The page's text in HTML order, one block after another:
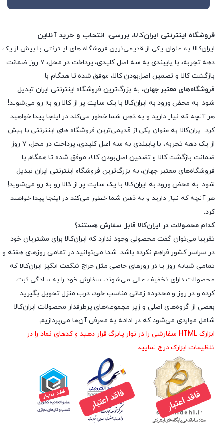
فروشگاه اینترنتی ایران‌کالا، بررسی، انتخاب و خرید آنلاین
ایران‌کالا به عنوان یکی از قدیمی‌ترین فروشگاه های اینترنتی با بیش از یک
دهه تجربه، با پایبندی به سه اصل کلیدی، پرداخت در محل، ۷ روز ضمانت
بازگشت کالا و تضمین اصل‌بودن کالا، موفق شده تا همگام با
فروشگاه‌های معتبر جهان، به بزرگ‌ترین فروشگاه اینترنتی ایران تبدیل
شود. به محض ورود به ایران‌کالا با یک سایت پر از کالا رو به رو می‌شوید!
هر آنچه که نیاز دارید و به ذهن شما خطور می‌کند در اینجا پیدا خواهید
کرد. ایران‌کالا به عنوان یکی از قدیمی‌ترین فروشگاه های اینترنتی با بیش
از یک دهه تجربه، با پایبندی به سه اصل کلیدی، پرداخت در محل، ۷ روز
ضمانت بازگشت کالا و تضمین اصل‌بودن کالا، موفق شده تا همگام با
فروشگاه‌های معتبر جهان، به بزرگ‌ترین فروشگاه اینترنتی ایران تبدیل
شود. به محض ورود به ایران‌کالا با یک سایت پر از کالا رو به رو می‌شوید!
هر آنچه که نیاز دارید و به ذهن شما خطور می‌کند در اینجا پیدا خواهید
کرد.
کدام محصولات در ایران‌کالا قابل سفارش هستند؟
تقریبا می‌توان گفت محصولی وجود ندارد که ایران‌کالا برای مشتریان خود
در سراسر کشور فراهم نکرده باشد. شما می‌توانید در تمامی روزهای هفته و
تمامی شبانه روز یا در روزهای خاصی مثل حراج شگفت انگیز ایران‌کالا که
محصولات دارای تخفیف عالی می‌شوند، سفارش خود را به سادگی ثبت
کرده و در روز و محدوده زمانی مناسب خود، درب منزل تحویل بگیرید.
بعضی از گروه‌های اصلی و زیر مجموعه‌های پرطرفدار محصولات ایران‌کالا
شامل مواردی می‌شود که در ادامه به معرفی آن‌ها می‌پردازیم.
ابزارک HTML سفارشی را در نوار پابرگ قرار دهید و کدهای نماد را در
تنظیمات ابزارک درج نمایید.